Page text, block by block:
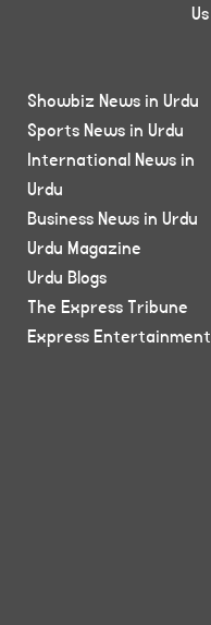
Us
Showbiz News in Urdu
Sports News in Urdu
International News in
Urdu
Business News in Urdu
Urdu Magazine
Urdu Blogs
The Express Tribune
Express Entertainment